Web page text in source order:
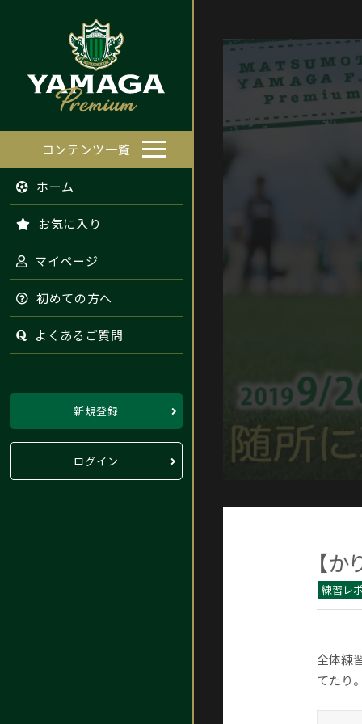
コンテンツ一覧
ホーム
お気に入り
マイページ
初めての方へ
よくあるご質問
新規登録
ログイン
【
練習レ
全体練
てたり